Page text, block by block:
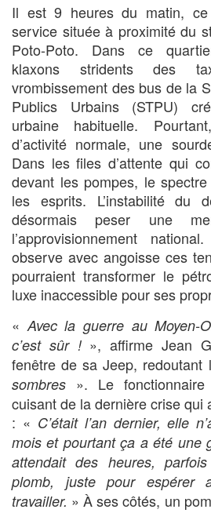
Il est 9 heures du matin,
service située à proximité du
Poto-Poto. Dans ce
klaxons stridents des
vrombissement des bus de la
Publics Urbains (STPU)
urbaine habituelle.
d’activité normale, une
Dans les files d’attente qui
devant les pompes, le
les esprits. L’instabilité du
désormais peser une
l’approvisionnement
observe avec angoisse ces
pourraient transformer le
luxe inaccessible pour ses
« Avec la guerre au Moyen-
c’est sûr !», affirme Jean
fenêtre de sa Jeep, redoutant
sombres ». Le
cuisant de la dernière crise qui
: « C’était l’an dernier, elle
mois et pourtant ça a été une
attendait des heures,
plomb, juste pour espérer
travailler. » À ses côtés, un